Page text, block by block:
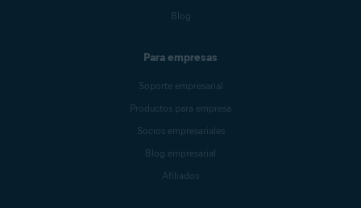
Blog
Para empresas
Soporte empresarial
Productos para empresa
Socios empresariales
Blog empresarial
Afiliados